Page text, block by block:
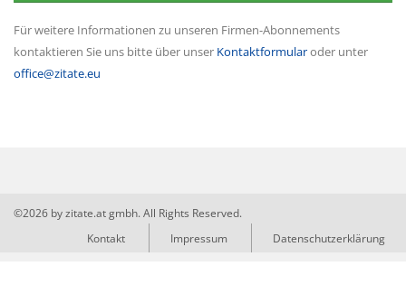
Für weitere Informationen zu unseren Firmen-Abonnements
kontaktieren Sie uns bitte über unser Kontaktformularoder unter
office@zitate.eu
©2026 by zitate.at gmbh. All Rights Reserved.
Kontakt
Impressum Datenschutzerklärung